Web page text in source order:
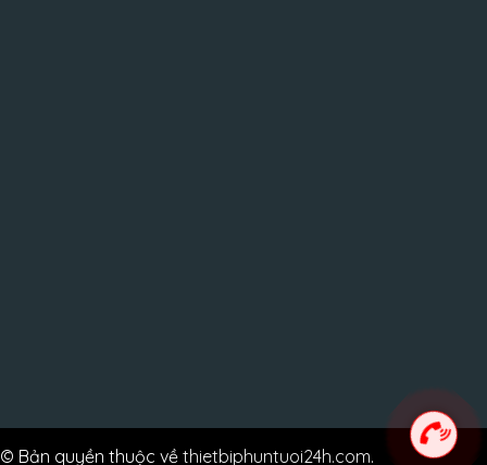
© Bản quyền thuộc về thietbiphuntuoi24h.com.